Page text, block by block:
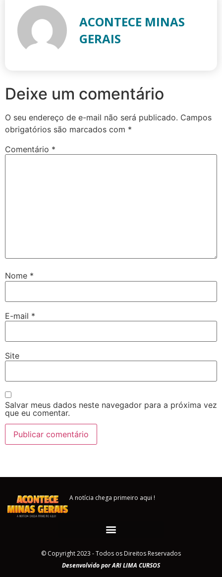
ACONTECE MINAS
GERAIS
Deixe um comentário
O seu endereço de e-mail não será publicado. Campos
obrigatórios são marcados com *
Comentário *
Nome *
E-mail *
Site
Salvar meus dados neste navegador para a próxima vez
que eu comentar.
A notícia chega primeiro aqui !
© Copyright 2023 - Todos os Direitos Reservados
Desenvolvido por ARI LIMA CURSOS